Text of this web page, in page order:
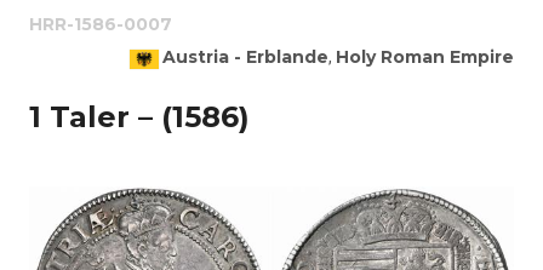
HRR-1586-0007
Austria - Erblande, Holy Roman Empire
1 Taler – (1586)